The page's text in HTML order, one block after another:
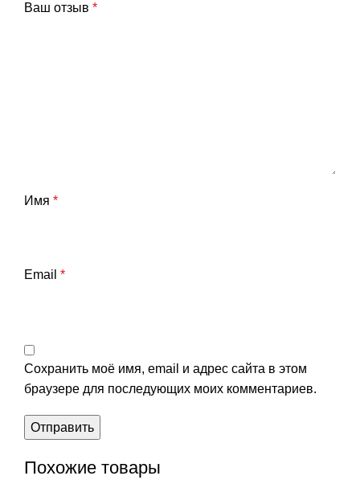
Ваш отзыв *
Имя *
Email *
Сохранить моё имя, email и адрес сайта в этом
браузере для последующих моих комментариев.
Похожие товары